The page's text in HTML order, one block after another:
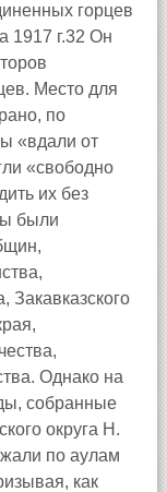
горцев
1917 г.32 Он
Место для
по
«вдали от
«свободно
их без
были
Закавказского
Однако на
собранные
округа Н.
по аулам
как